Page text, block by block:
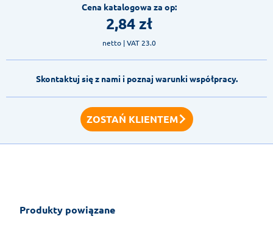
Cena katalogowa za op:
2,84zł
netto | VAT 23.0
Skontaktuj się z nami i poznaj warunki współpracy.
ZOSTAŃ KLIENTEM
Produkty powiązane